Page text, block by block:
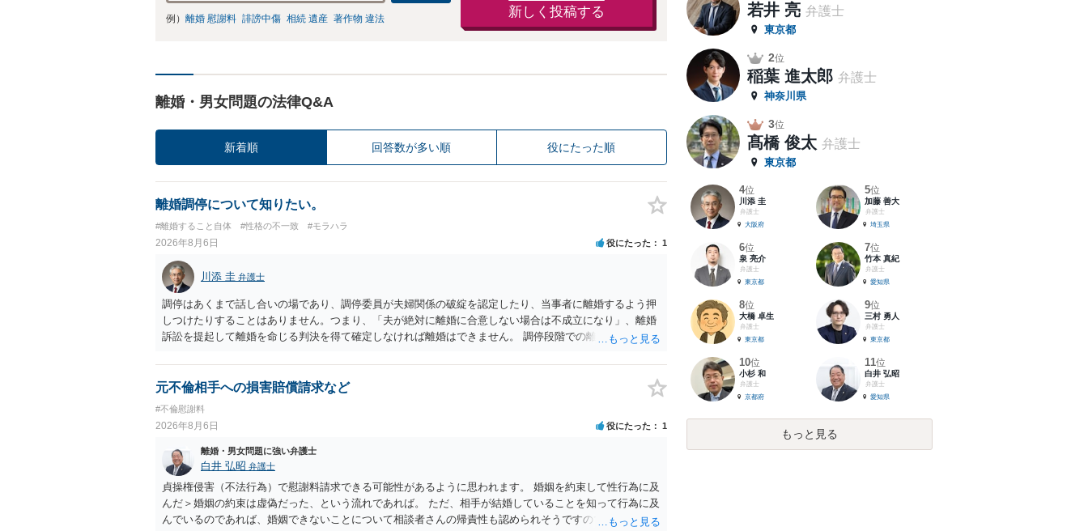
例） 離婚 慰謝料 誹謗中傷 相続 遺産 著作物 違法 新しく投稿する
離婚・男女問題の法律Q&A
新着順 回答数が多い順 役にたった順
離婚調停について知りたい。
#離婚すること自体 #性格の不一致 #モラハラ
2026年8月6日 役にたった 1
川添 圭 弁護士
調停はあくまで話し合いの場であり、調停委員が夫婦関係の破綻を認定したり、当事者に離婚するよう押
しつけたりすることはありません。つまり、「夫が絶対に離婚に合意しない場合は不成立になり」、離婚
訴訟を提起して離婚を命じる判決を得て確定しなければ離婚はできません。 調停段階での離婚成立を希望
ば、夫から「この条件なら離婚してもよい」として提示された条件を全部丸呑みする、という方法しかな
いかもしれません）。ただ、離婚訴訟をしたくないという考えを見透かされてしまうと、逆に足下を見ら
淡々と調停不成立にして離婚訴訟で離婚原因を主張し、判決へ持っていく方が近道であることも少なくあ
りません。見通し等を含め、弁護士へ相談・依頼した方がよいと思います。
元不倫相手への損害賠償請求など
#不倫慰謝料
2026年8月6日 役にたった 1
離婚・男女問題に強い弁護士
白井 弘昭 弁護士
貞操権侵害（不法行為）で慰謝料請求できる可能性があるように思われます。 婚姻を約束して性行為に及
んだ＞婚姻の約束は虚偽だった、という流れであれば。 ただ、相手が結婚していることを知って行為に及
んでいるのであれば、婚姻できないことについて相談者さんの帰責性も認められそうですので、あまり慰
若井 亮 弁護士
東京都
2位
稲葉 進太郎 弁護士
神奈川県
3位
髙橋 俊太 弁護士
東京都
4位
川添 圭
弁護士
大阪府
5位
加藤 善大
弁護士
埼玉県
6位
泉 亮介
弁護士
東京都
7位
竹本 真紀
弁護士
愛知県
8位
大橋 卓生
弁護士
東京都
9位
三村 勇人
弁護士
東京都
10位
小杉 和
弁護士
京都府
11位
白井 弘昭
弁護士
愛知県
もっと見る